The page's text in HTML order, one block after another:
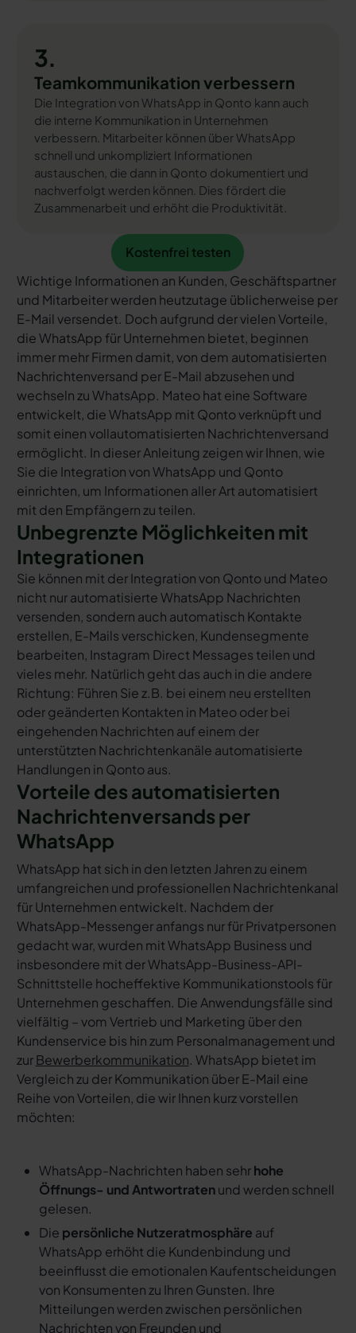
3.
Teamkommunikation verbessern
Die Integration von WhatsApp in Qonto kann auch
die interne Kommunikation in Unternehmen
verbessern. Mitarbeiter können über WhatsApp
schnell und unkompliziert Informationen
austauschen, die dann in Qonto dokumentiert und
nachverfolgt werden können. Dies fördert die
Zusammenarbeit und erhöht die Produktivität.
Kostenfrei testen
Kostenfrei testen
Wichtige Informationen an Kunden, Geschäftspartner
und Mitarbeiter werden heutzutage üblicherweise per
E-Mail versendet. Doch aufgrund der vielen Vorteile,
die WhatsApp für Unternehmen bietet, beginnen
immer mehr Firmen damit, von dem automatisierten
Nachrichtenversand per E-Mail abzusehen und
wechseln zu WhatsApp. Mateo hat eine Software
entwickelt, die WhatsApp mit Qonto verknüpft und
somit einen vollautomatisierten Nachrichtenversand
ermöglicht. In dieser Anleitung zeigen wir Ihnen, wie
Sie die Integration von WhatsApp und Qonto
einrichten, um Informationen aller Art automatisiert
mit den Empfängern zu teilen.
Unbegrenzte Möglichkeiten mit
Integrationen
Sie können mit der Integration von Qonto und Mateo
nicht nur automatisierte WhatsApp Nachrichten
versenden, sondern auch automatisch Kontakte
erstellen, E-Mails verschicken, Kundensegmente
bearbeiten, Instagram Direct Messages teilen und
vieles mehr. Natürlich geht das auch in die andere
Richtung: Führen Sie z.B. bei einem neu erstellten
oder geänderten Kontakten in Mateo oder bei
eingehenden Nachrichten auf einem der
unterstützten Nachrichtenkanäle automatisierte
Handlungen in Qonto aus.
Vorteile des automatisierten
Nachrichtenversands per
WhatsApp
WhatsApp hat sich in den letzten Jahren zu einem
umfangreichen und professionellen Nachrichtenkanal
für Unternehmen entwickelt. Nachdem der
WhatsApp-Messenger anfangs nur für Privatpersonen
gedacht war, wurden mit WhatsApp Business und
insbesondere mit der WhatsApp-Business-API-
Schnittstelle hocheffektive Kommunikationstools für
Unternehmen geschaffen. Die Anwendungsfälle sind
vielfältig – vom Vertrieb und Marketing über den
Kundenservice bis hin zum Personalmanagement und
zurBewerberkommunikation. WhatsApp bietet im
Vergleich zu der Kommunikation über E-Mail eine
Reihe von Vorteilen, die wir Ihnen kurz vorstellen
möchten:
WhatsApp-Nachrichten haben sehrhohe
Öffnungs- und Antwortratenund werden schnell
gelesen.
Die persönliche Nutzeratmosphäre auf
WhatsApp erhöht die Kundenbindung und
beeinflusst die emotionalen Kaufentscheidungen
von Konsumenten zu Ihren Gunsten. Ihre
Mitteilungen werden zwischen persönlichen
Nachrichten von Freunden und